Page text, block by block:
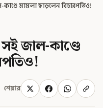
মামলা ছাড়লেন বিচারপতিও!
জাল-কাণ্ডে
শেয়ার